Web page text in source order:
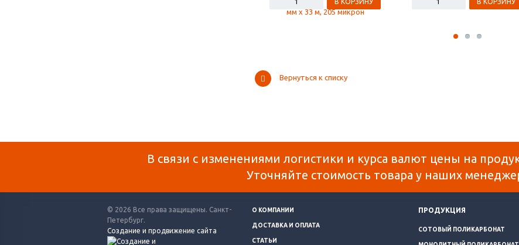
Вернуться к списку
В связи с изменениями логистики и курса валют цены на
Уточняйте стоимость товара у наших
© 2026 Все права защищены. Санкт-
Петербург.
Создание и продвижение сайта
О КОМПАНИИ
ДОСТАВКА И ОПЛАТА
СТАТЬИ
ПРОДУКЦИЯ
СОТОВЫЙ ПОЛИКАРБОНАТ